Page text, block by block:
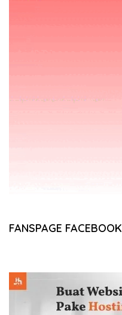
FANSPAGE FACEBOOK